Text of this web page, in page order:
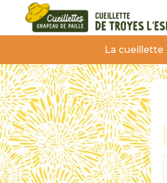
La cueillette
Panneau de gestion des cookies